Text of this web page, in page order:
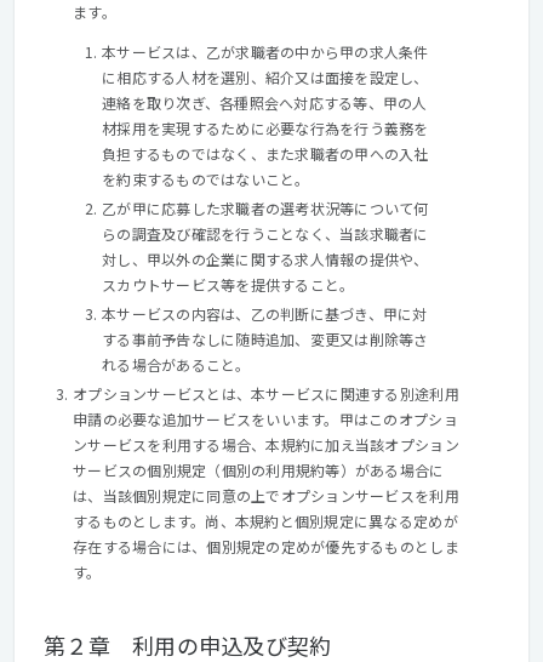
ます。
本サービスは、乙が求職者の中から甲の求人条件
に相応する人材を選別、紹介又は面接を設定し、
連絡を取り次ぎ、各種照会へ対応する等、甲の人
材採用を実現するために必要な行為を行う義務を
負担するものではなく、また求職者の甲への入社
を約束するものではないこと。
乙が甲に応募した求職者の選考状況等について何
らの調査及び確認を行うことなく、当該求職者に
対し、甲以外の企業に関する求人情報の提供や、
スカウトサービス等を提供すること。
本サービスの内容は、乙の判断に基づき、甲に対
する事前予告なしに随時追加、変更又は削除等さ
れる場合があること。
オプションサービスとは、本サービスに関連する別途利用
申請の必要な追加サービスをいいます。甲はこのオプショ
ンサービスを利用する場合、本規約に加え当該オプション
サービスの個別規定（個別の利用規約等）がある場合に
は、当該個別規定に同意の上でオプションサービスを利用
するものとします。尚、本規約と個別規定に異なる定めが
存在する場合には、個別規定の定めが優先するものとしま
す。
第２章 利用の申込及び契約